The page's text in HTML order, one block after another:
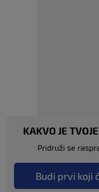
KAKVO JE
Pridruži se
Budi prvi koji